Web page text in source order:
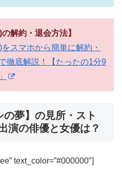
解約・退会方法】
スマホから簡単に解約・
徹底解説！【たったの1分9
の夢】の見所・スト
演の俳優と女優は？
text_color=”#000000″]